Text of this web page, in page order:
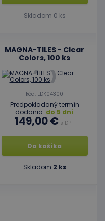
Skladom 0 ks
MAGNA-TILES - Clear
Colors, 100 ks
kód: EDK04300
Predpokladaný termín
dodania: do 5 dní
149,00 € s DPH
Do košíka
Skladom 2 ks